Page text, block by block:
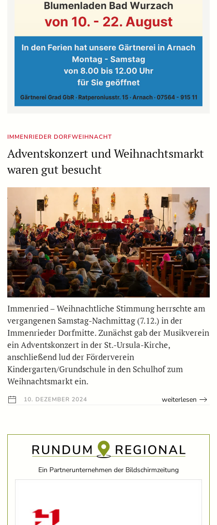
IMMENRIEDER DORFWEIHNACHT
Adventskonzert und Weihnachtsmarkt
waren gut besucht
Immenried – Weihnachtliche Stimmung herrschte am
vergangenen Samstag-Nachmittag (7.12.) in der
Immenrieder Dorfmitte. Zunächst gab der Musikverein
ein Adventskonzert in der St.-Ursula-Kirche,
anschließend lud der Förderverein
Kindergarten/Grundschule in den Schulhof zum
Weihnachtsmarkt ein.
10. DEZEMBER 2024 weiterlesen
Ein Partnerunternehmen der Bildschirmzeitung